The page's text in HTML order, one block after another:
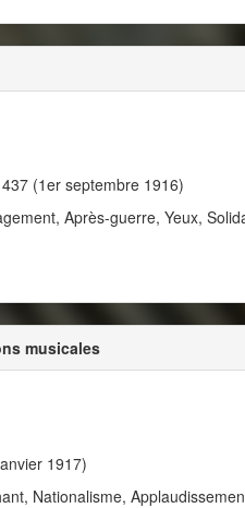
(1er septembre 1916)
Après-guerre, Yeux,
musicales
1917)
Nationalisme,